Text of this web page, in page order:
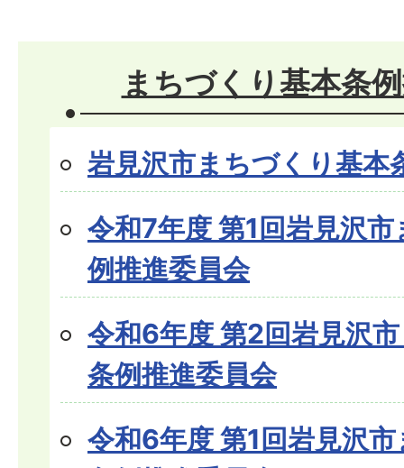
まちづくり基本条
岩見沢市まちづくり基本
令和7年度 第1回岩見沢
例推進委員会
令和6年度 第2回岩見沢
条例推進委員会
令和6年度 第1回岩見沢